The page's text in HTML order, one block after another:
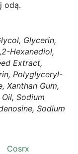
odą.
Glycerin,
Hexanediol,
Extract,
Polyglyceryl-
Xanthan Gum,
Sodium
Sodium
Cosrx